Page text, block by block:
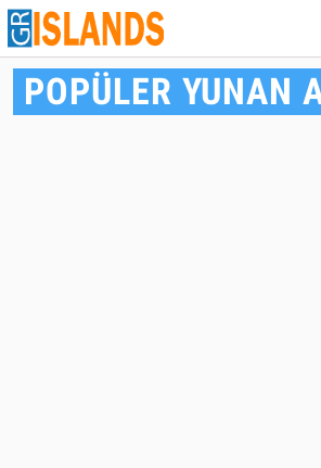
POPÜLER YUNAN